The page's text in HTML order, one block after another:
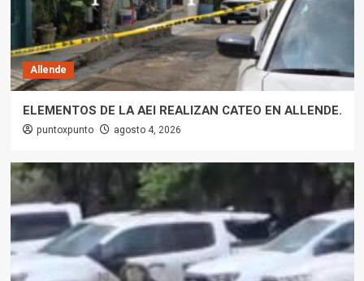
Allende
ELEMENTOS DE LA AEI REALIZAN CATEO EN ALLENDE.
puntoxpunto agosto 4, 2026